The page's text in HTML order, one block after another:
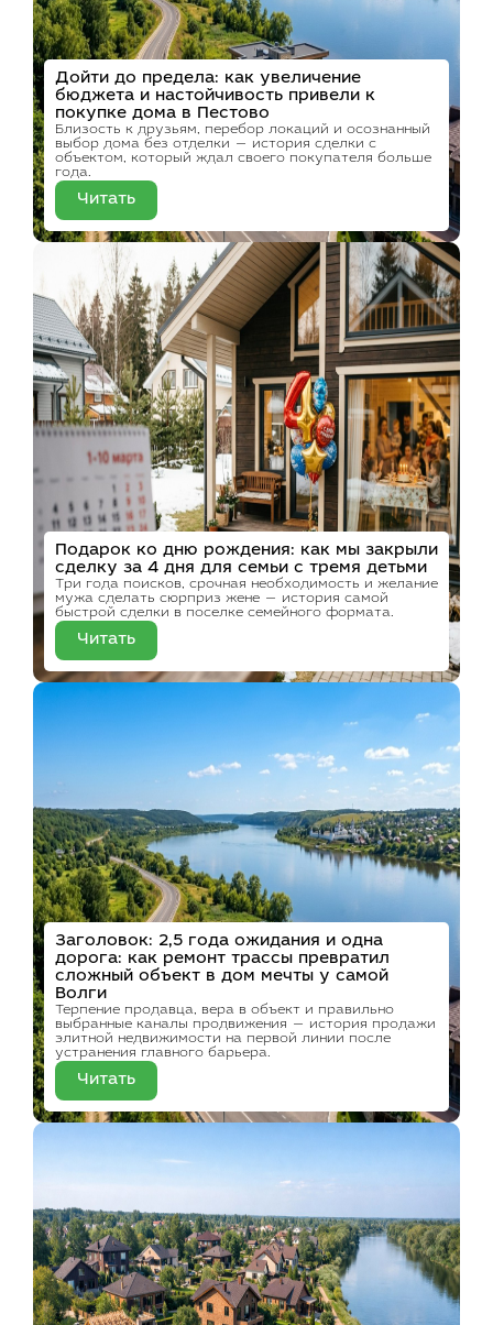
Дойти до предела: как увеличение
бюджета и настойчивость привели к
покупке дома в Пестово
Близость к друзьям, перебор локаций и осознанный
выбор дома без отделки — история сделки с
объектом, который ждал своего покупателя больше
года.
Читать
Подарок ко дню рождения: как мы закрыли
сделку за 4 дня для семьи с тремя детьми
Три года поисков, срочная необходимость и желание
мужа сделать сюрприз жене — история самой
быстрой сделки в поселке семейного формата.
Читать
Заголовок: 2,5 года ожидания и одна
дорога: как ремонт трассы превратил
сложный объект в дом мечты у самой
Волги
Терпение продавца, вера в объект и правильно
выбранные каналы продвижения — история продажи
элитной недвижимости на первой линии после
устранения главного барьера.
Читать